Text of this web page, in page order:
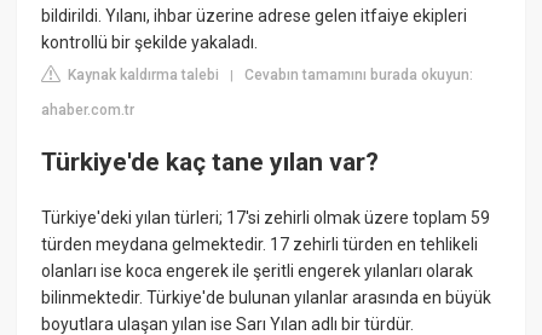
bildirildi. Yılanı, ihbar üzerine adrese gelen itfaiye ekipleri
kontrollü bir şekilde yakaladı.
Kaynak kaldırma talebi |Cevabın tamamını burada okuyun:
ahaber.com.tr
Türkiye'de kaç tane yılan var?
Türkiye'deki yılan türleri; 17'si zehirli olmak üzere toplam 59
türden meydana gelmektedir. 17 zehirli türden en tehlikeli
olanları ise koca engerek ile şeritli engerek yılanları olarak
bilinmektedir. Türkiye'de bulunan yılanlar arasında en büyük
boyutlara ulaşan yılan ise Sarı Yılan adlı bir türdür.